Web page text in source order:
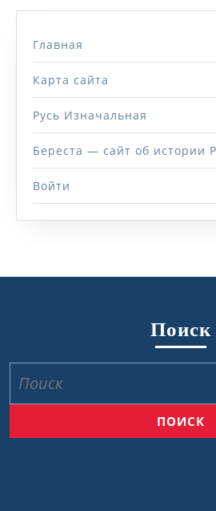
Главная
Карта сайта
Русь Изначальная
Береста — сайт об истории
Войти
Поиск